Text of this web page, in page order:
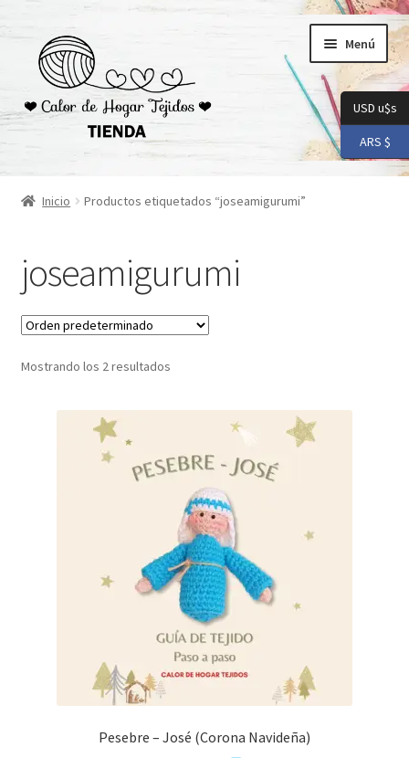
navegación
contenido
Menú
Inicio
Checkout
Conoceme
Preguntas Frecuentes
Inicio Productos etiquetados “joseamigurumi”
joseamigurumi
Mostrando los 2 resultados
Pesebre – José (Corona Navideña)
USD u$s
ARS $